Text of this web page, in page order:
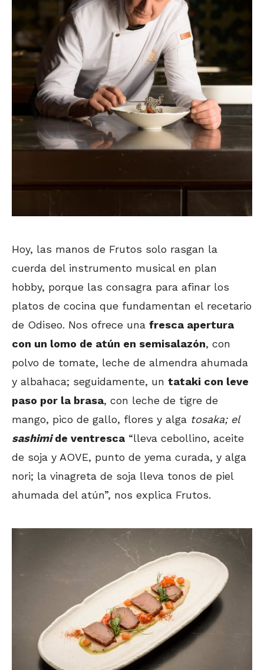
Hoy, las manos de Frutos solo rasgan la
cuerda del instrumento musical en plan
hobby, porque las consagra para afinar los
platos de cocina que fundamentan el recetario
de Odiseo. Nos ofrece una fresca apertura
con un lomo de atún en semisalazón, con
polvo de tomate, leche de almendra ahumada
y albahaca; seguidamente, un tataki con leve
paso por la brasa, con leche de tigre de
mango, pico de gallo, flores y alga tosaka; el
sashimide ventresca “lleva cebollino, aceite
de soja y AOVE, punto de yema curada, y alga
nori; la vinagreta de soja lleva tonos de piel
ahumada del atún”, nos explica Frutos.